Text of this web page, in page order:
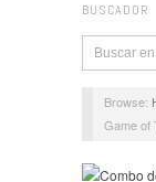
BUSCADOR
Browse:
Game of